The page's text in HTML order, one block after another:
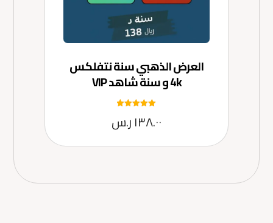
العرض الذهبي سنة نتفلكس
4k و سنة شاهد VIP
5.00
من 5 ١٣٨.٠٠ر.س